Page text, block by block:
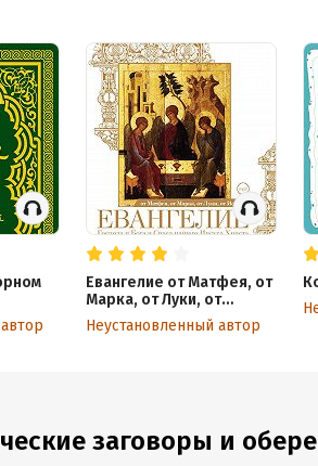
Евангелие от Матфея, от
Марка, от Луки, от
Иоанна
Неустановленный автор
заговоры и